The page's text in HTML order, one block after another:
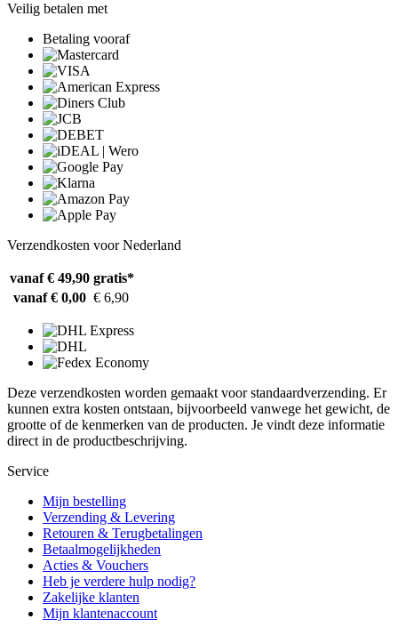
Veilig betalen met
Betaling vooraf
Verzendkosten voor Nederland
vanaf € 49,90 gratis*
vanaf € 0,00 € 6,90
Deze verzendkosten worden gemaakt voor standaardverzending. Er
kunnen extra kosten ontstaan, bijvoorbeeld vanwege het gewicht, de
grootte of de kenmerken van de producten. Je vindt deze informatie
direct in de productbeschrijving.
Service
Mijn bestelling
Verzending & Levering
Retouren & Terugbetalingen
Betaalmogelijkheden
Acties & Vouchers
Heb je verdere hulp nodig?
Zakelijke klanten
Mijn klantenaccount